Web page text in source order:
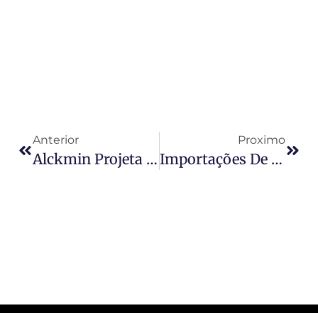
Anterior
Alckmin Projeta Forte Alta No Comércio Brasil-Índia Com Exportações E Importações Totalizando US$ 20 Bilhões Em 2025
Proximo
Importações De Autopeças Continuam Em Ritmo Acelerado